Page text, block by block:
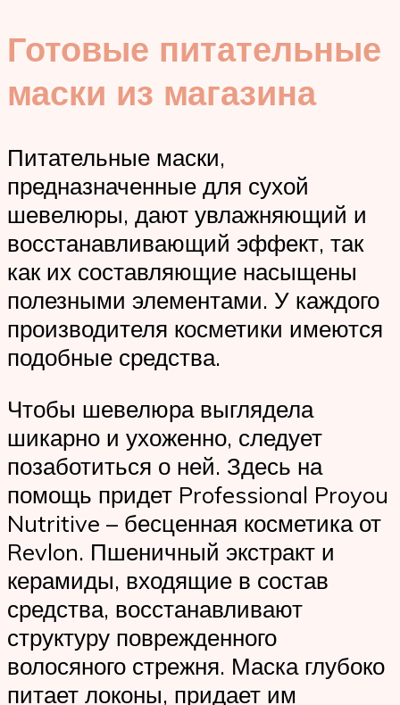
Готовые питательные
маски из магазина
Питательные маски,
предназначенные для сухой
шевелюры, дают увлажняющий и
восстанавливающий эффект, так
как их составляющие насыщены
полезными элементами. У каждого
производителя косметики имеются
подобные средства.
Чтобы шевелюра выглядела
шикарно и ухоженно, следует
позаботиться о ней. Здесь на
помощь придет Professional Proyou
Nutritive – бесценная косметика от
Revlon. Пшеничный экстракт и
керамиды, входящие в состав
средства, восстанавливают
структуру поврежденного
волосяного стрежня. Маска глубоко
питает локоны, придает им